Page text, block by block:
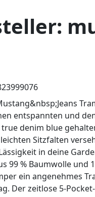
entspannten und
true denim blue
Sitzfalten
in deine
99 % Baumwolle und
ein angenehmes
Der zeitlose 5-